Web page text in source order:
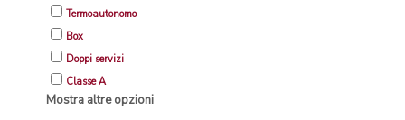
Termoautonomo
Box
Doppi servizi
Classe A
Mostra altre opzioni